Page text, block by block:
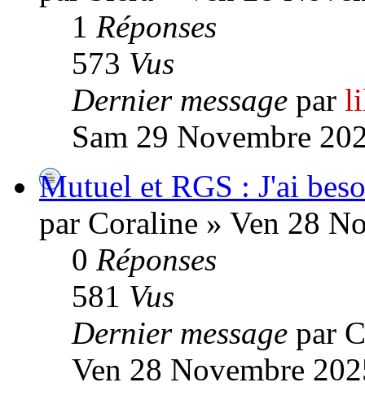
1 Réponses
573 Vus
Dernier message par
Sam 29 Novembre
Mutuel et RGS : J'ai
par Coraline » Ven 28
0 Réponses
581 Vus
Dernier message par
Ven 28 Novembre